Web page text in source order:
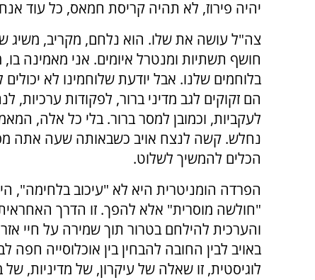
יהיה פירוז, לא תהיה קריסת חמאס, כל עוד
צה"ל עושה את שלו. הוא נלחם, מקריב, משיג
חושף תשתיות ומנטרל איומים. אני מאמינה
בלוחמים שלנו. אבל יודעת שלוחמינו לא
הם זקוקים לגב מדיני ברור, לפקודות ערכיות,
לעקביות, וכמובן למסר ברור. בלי כל אלה,
נחלש. קשה לנצח אויב כשבאותה שעה אתה
הכלים להמשיך לשלוט.
הפרדה הומניטרית היא לא "עיכוב בלחימה",
"חולשה מוסרית" אלא להפך. זו הדרך
והערכית להילחם בטרור תוך שמירה על חיי
באויב לבין החובה להבחין בין אוכלוסייה חפה
לוגיסטית, זו שאלה של עיקרון, של מדיניות, של